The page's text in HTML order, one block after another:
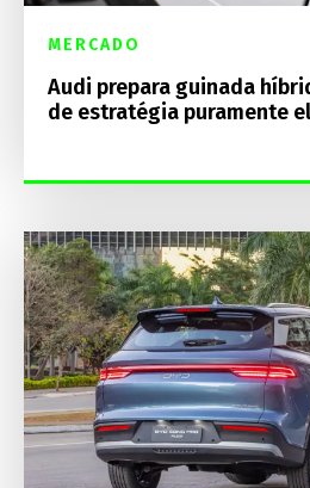
MERCADO
Audi prepara guinada
de estratégia puramente